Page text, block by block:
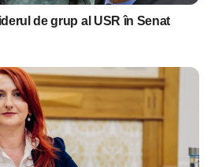
de grup al USR în Senat